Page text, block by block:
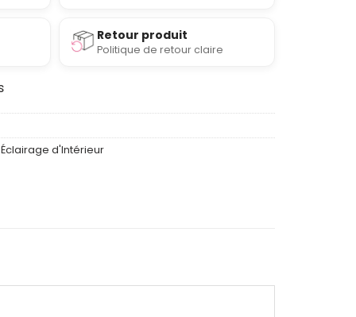
Retour produit
Politique de retour claire
d'Intérieur